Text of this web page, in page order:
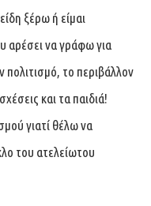
ξέρω ή είμαι
αρέσει να γράφω για
πολιτισμό, το περιβάλλον
και τα παιδιά!
γιατί θέλω να
του ατελείωτου